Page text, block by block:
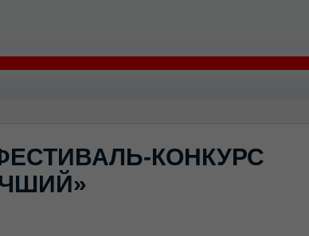
КОНКУРС